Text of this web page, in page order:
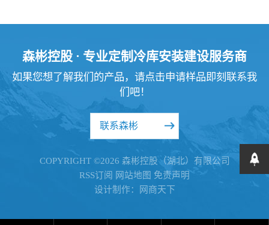
森彬控股 · 专业定制冷库安装建设服务商
如果您想了解我们的产品，请点击申请样品即刻联系我
们吧！
联系森彬
COPYRIGHT ©2026 森彬控股（湖北）有限公司
RSS订阅
网站地图 免责声明
设计制作：网商天下